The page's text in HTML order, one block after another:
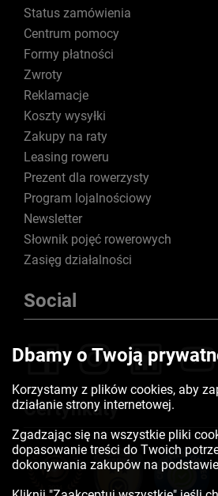
Status zamówienia
Centrum pomocy
Formy płatności
Zwroty
Reklamacje
Koszty wysyłki
Zakupy na raty
Leasing roweru
Prezent dla rowerzysty
Program lojalnościowy
Newsletter
Słownik pojęć rowerowych
Zasięg działalności
Social
Certyfikaty
Dbamy o Twoją
Korzystamy z plików cookies, aby
działanie strony internetowej.
Zgadzając się na wszystkie pliki
dopasowanie treści do Twoich
dokonywania zakupów na